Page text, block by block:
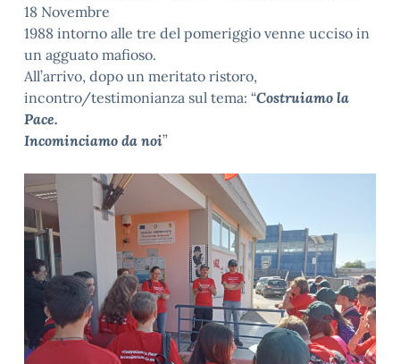
18 Novembre
1988 intorno alle tre del pomeriggio venne ucciso in
un agguato mafioso.
All’arrivo, dopo un meritato ristoro,
incontro/testimonianza sul tema: “Costruiamo la
Pace.
Incominciamo da noi”